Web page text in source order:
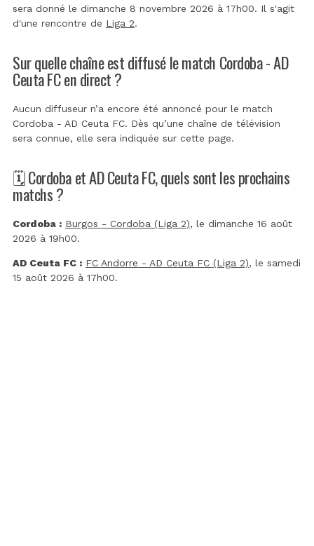
sera donné le dimanche 8 novembre 2026 à 17h00. Il s'agit
d'une rencontre de Liga 2.
Sur quelle chaîne est diffusé le match Cordoba - AD
Ceuta FC en direct ?
Aucun diffuseur n’a encore été annoncé pour le match
Cordoba - AD Ceuta FC. Dès qu’une chaîne de télévision
sera connue, elle sera indiquée sur cette page.
🗓️ Cordoba et AD Ceuta FC, quels sont les prochains
matchs ?
Cordoba : Burgos - Cordoba (Liga 2), le dimanche 16 août
2026 à 19h00.
AD Ceuta FC : FC Andorre - AD Ceuta FC (Liga 2), le samedi
15 août 2026 à 17h00.